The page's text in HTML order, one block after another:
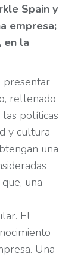
Spain y
empresa;
en la
presentar
rellenado
las políticas
y cultura
una
una
El
Una